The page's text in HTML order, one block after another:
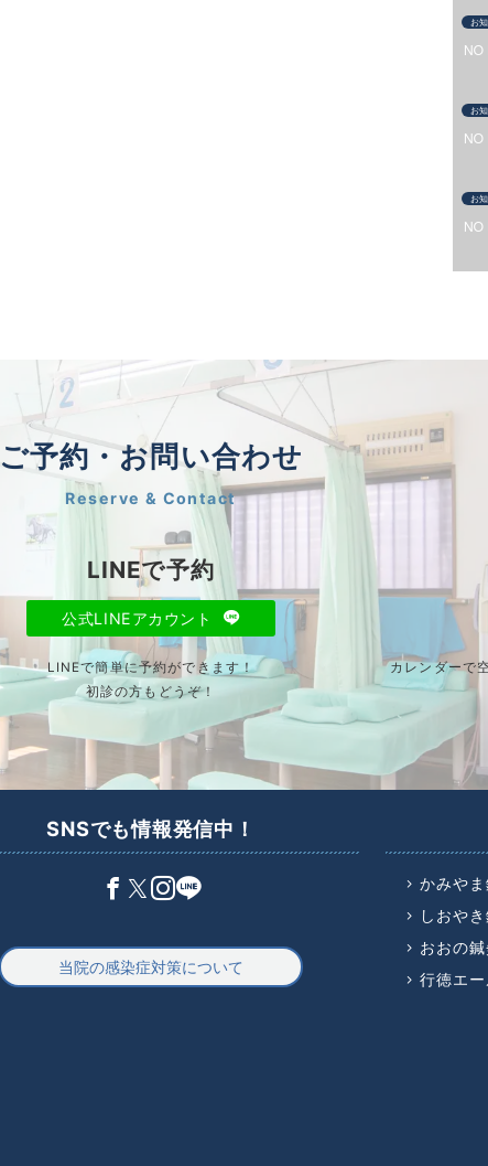
お
お
お
ご予約・お問い合わせ
Reserve & Contact
LINEで予約
公式LINEアカウント
LINEで簡単に予約ができます！
初診の方もどうぞ！
カレンダーで
SNSでも情報発信中！
当院の感染症対策について
かみや
しおや
おおの
行徳エ